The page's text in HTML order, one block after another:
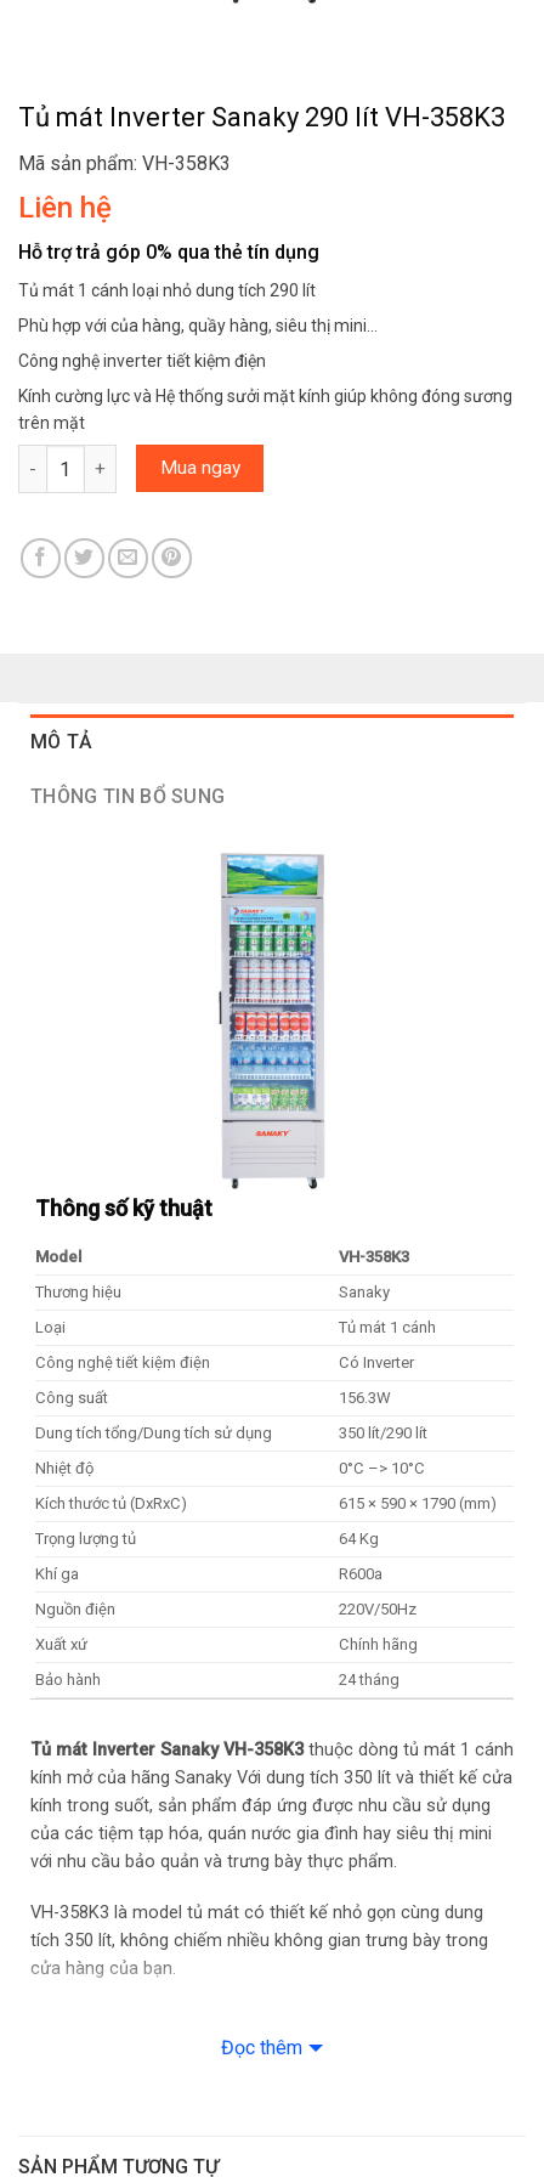
Tủ mát Inverter Sanaky 290 lít VH-358K3
Mã sản phẩm: VH-358K3
Liên hệ
Hỗ trợ trả góp 0% qua thẻ tín dụng
Tủ mát 1 cánh loại nhỏ dung tích 290 lít
Phù hợp với của hàng, quầy hàng, siêu thị mini…
Công nghệ inverter tiết kiệm điện
Kính cường lực và Hệ thống sưởi mặt kính giúp không đóng sương
trên mặt
Tủ mát Inverter Sanaky 290 lít VH-358K3 số lượng
Mua ngay
MÔ TẢ
THÔNG TIN BỔ SUNG
Thông số kỹ thuật
Model
VH-358K3
Thương hiệu
Sanaky
Loại
Tủ mát 1 cánh
Công nghệ tiết kiệm điện
Có Inverter
Công suất
156.3W
Dung tích tổng/Dung tích sử dụng
350 lít/290 lít
Nhiệt độ
0°C –> 10°C
Kích thước tủ (DxRxC)
615 × 590 × 1790 (mm)
Trọng lượng tủ
64 Kg
Khí ga
R600a
Nguồn điện
220V/50Hz
Xuất xứ
Chính hãng
Bảo hành
24 tháng
Tủ mát Inverter Sanaky VH-358K3thuộc dòng tủ mát 1 cánh
kính mở của hãng Sanaky Với dung tích 350 lít và thiết kế cửa
kính trong suốt, sản phẩm đáp ứng được nhu cầu sử dụng
của các tiệm tạp hóa, quán nước gia đình hay siêu thị mini
với nhu cầu bảo quản và trưng bày thực phẩm.
VH-358K3 là model tủ mát có thiết kế nhỏ gọn cùng dung
tích 350 lít, không chiếm nhiều không gian trưng bày trong
cửa hàng của bạn.
quản vừa có thể trưng bày thực phẩm
luôn được trong suốt, không bị bám sương mà không tiêu
Đọc thêm
SẢN PHẨM TƯƠNG TỰ